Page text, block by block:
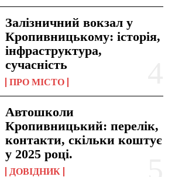
Залізничний вокзал у
Кропивницькому: історія,
інфраструктура,
сучасність
ПРО МІСТО
Автошколи
Кропивницький: перелік,
контакти, скільки коштує
у 2025 році.
ДОВІДНИК